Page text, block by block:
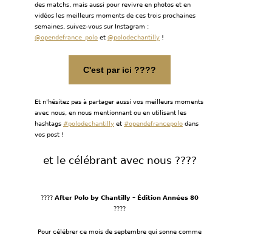
des matchs, mais aussi pour revivre en photos et en
vidéos les meilleurs moments de ces trois prochaines
semaines, suivez-vous sur Instagram :
@opendefrance_polo et @polodechantilly !
C'est par ici ????
Et n'hésitez pas à partager aussi vos meilleurs moments
avec nous, en nous mentionnant ou en utilisant les
hashtags #polodechantilly et #opendefrancepolo dans
vos post !
et le célébrant avec nous ????
???? After Polo by Chantilly – Édition Années 80
????
Pour célébrer ce mois de septembre qui sonne comme